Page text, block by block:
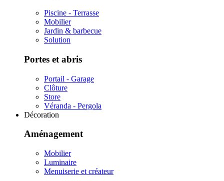
Piscine - Terrasse
Mobilier
Jardin & barbecue
Solution
Portes et abris
Portail - Garage
Clôture
Store
Véranda - Pergola
Décoration
Aménagement
Mobilier
Luminaire
Menuiserie et créateur